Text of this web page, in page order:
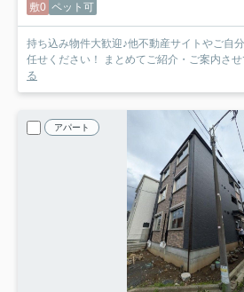
敷0 ペット可
持ち込み物件大歓迎♪他不動産サイトやご自
任せください！ まとめてご紹介・ご案内さ
る
アパート